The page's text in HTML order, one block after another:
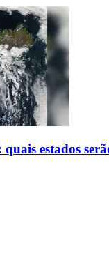
estados